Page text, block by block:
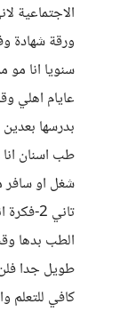
الاجتماعية
ورقة شهادة
سنويا انا
عايام اهلي
طب اسنان
شغل او سافر
تاني
الطب بدها
طويل جدا
كافي للتعلم